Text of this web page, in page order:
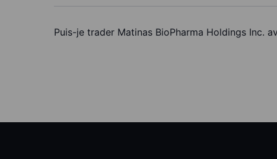
Puis-je trader Matinas BioPharma Holdings Inc.